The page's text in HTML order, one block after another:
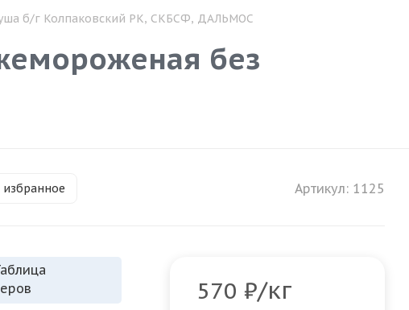
б/г Колпаковский РК, СКБСФ, ДАЛЬМОС
без
избранное Артикул: 1125
570 ₽/кг